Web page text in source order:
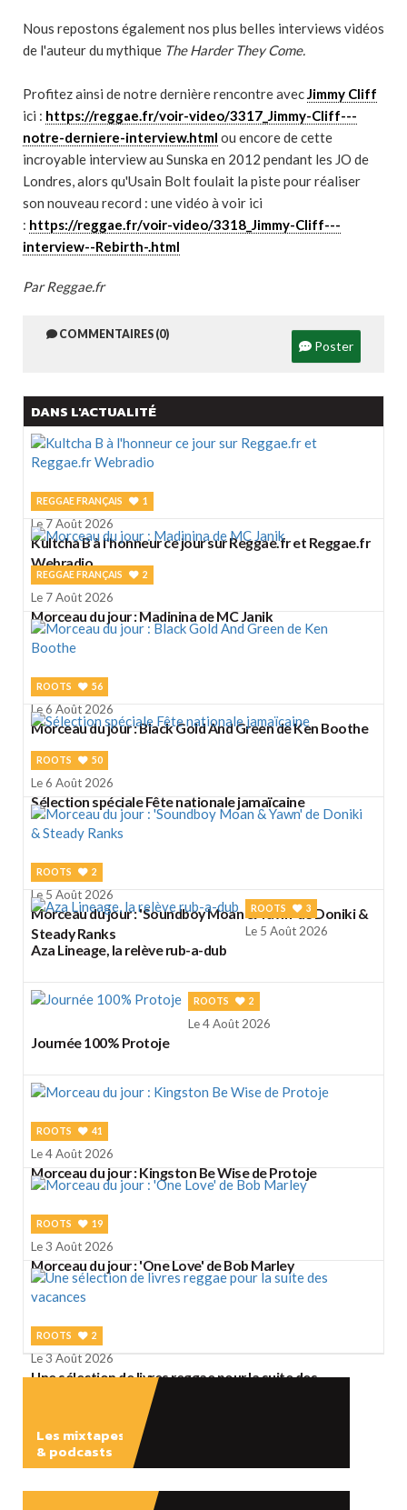
Nous repostons également nos plus belles interviews vidéos
de l'auteur du mythique The Harder They Come.
Profitez ainsi de notre dernière rencontre avecJimmy Cliff
ici : https://reggae.fr/voir-video/3317_Jimmy-Cliff---
notre-derniere-interview.html ou encore de cette
incroyable interview au Sunska en 2012 pendant les JO de
Londres, alors qu'Usain Bolt foulait la piste pour réaliser
son nouveau record : une vidéo à voir ici
: https://reggae.fr/voir-video/3318_Jimmy-Cliff---
interview--Rebirth-.html
Par Reggae.fr
COMMENTAIRES (0)
Poster
DANS L'ACTUALITÉ
REGGAE FRANÇAIS 1
Le 7 Août 2026
Kultcha B à l'honneur ce jour sur Reggae.fr et Reggae.fr
Webradio
REGGAE FRANÇAIS 2
Le 7 Août 2026
Morceau du jour : Madinina de MC Janik
ROOTS 56
Le 6 Août 2026
Morceau du jour : Black Gold And Green de Ken Boothe
ROOTS 50
Le 6 Août 2026
Sélection spéciale Fête nationale jamaïcaine
ROOTS 2
Le 5 Août 2026
Morceau du jour : 'Soundboy Moan & Yawn' de Doniki &
Steady Ranks
ROOTS 3
Le 5 Août 2026
Aza Lineage, la relève rub-a-dub
ROOTS 2
Le 4 Août 2026
Journée 100% Protoje
ROOTS 41
Le 4 Août 2026
Morceau du jour : Kingston Be Wise de Protoje
ROOTS 19
Le 3 Août 2026
Morceau du jour : 'One Love' de Bob Marley
ROOTS 2
Le 3 Août 2026
Une sélection de livres reggae pour la suite des
Les mixtapes
& podcasts